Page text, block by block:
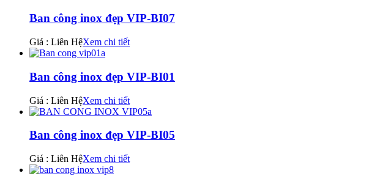
Ban công inox đẹp VIP-BI07
Giá : Liên HệXem chi tiết
Ban công inox đẹp VIP-BI01
Giá : Liên HệXem chi tiết
Ban công inox đẹp VIP-BI05
Giá : Liên HệXem chi tiết